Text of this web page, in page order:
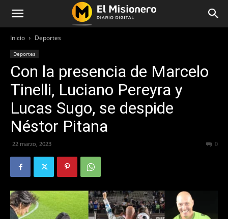
Inicio Deportes
Deportes
Con la presencia de Marcelo
Tinelli, Luciano Pereyra y
Lucas Sugo, se despide
Néstor Pitana
22 marzo, 2023 0